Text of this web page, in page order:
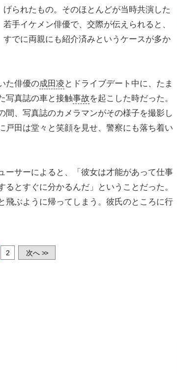
げられたもの。そのほとんどが当時共演した
若手イケメン俳優で、交際が伝えられると、
すでに両親にも紹介済みというケースが多か
た俳優の成田凌 とドライブデート中に、たま
写真誌の車と接触事故を起こした時だった。
間、写真誌のカメラマンがその様子を撮影し
戸田は堂々と笑顔を見せ、警察にも落ち着い
サーによると、「彼女は才能があって仕事
るとすぐに分かるんだ」ということだった。
飛ぶように帰ってしまう。彼氏のところに行
2 次へ >>